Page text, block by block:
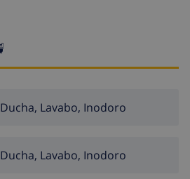
Ducha, Lavabo, Inodoro
Ducha, Lavabo, Inodoro